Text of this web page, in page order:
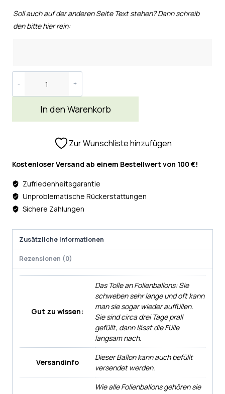
Soll auch auf der anderen Seite Text stehen? Dann schreib
den bitte hier rein:
In den Warenkorb
Zur Wunschliste hinzufügen
Kostenloser Versand ab einem Bestellwert von 100 €!
Zufriedenheitsgarantie
Unproblematische Rückerstattungen
Sichere Zahlungen
Zusätzliche Informationen
Rezensionen (0)
Gut zu wissen:
Das Tolle an Folienballons: Sie
schweben sehr lange und oft kann
man sie sogar wieder auffüllen.
Sie sind circa drei Tage prall
gefüllt, dann lässt die Fülle
langsam nach.
Versandinfo
Dieser Ballon kann auch befüllt
versendet werden.
Wie alle Folienballons gehören sie